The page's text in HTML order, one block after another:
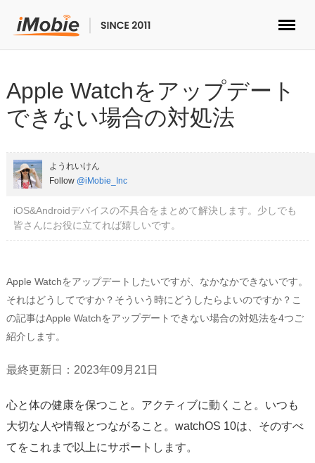
データ転送
便利ツール
ソリューション
ダウンロード
サポート
言語選択
Apple Watchをアップデート
できない場合の対処法
ようれいけん
Follow @iMobie_Inc
iOS&Androidデバイスの不具合をまとめて解決します。少しでも
皆さんにお役に立てれば嬉しいです。
Apple Watchをアップデートしたいですが、なかなかできないです。
それはどうしてですか？そういう時にどうしたらよいのですか？こ
の記事はApple Watchをアップデートできない場合の対処法を4つご
紹介します。
最終更新日：2023年09月21日
心と体の健康を保つこと。アクティブに動くこと。いつも
大切な人や情報とつながること。watchOS 10は、そのすべ
てをこれまで以上にサポートします。